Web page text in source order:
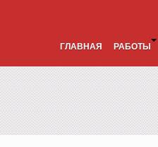
ГЛАВНАЯ РАБОТЫ